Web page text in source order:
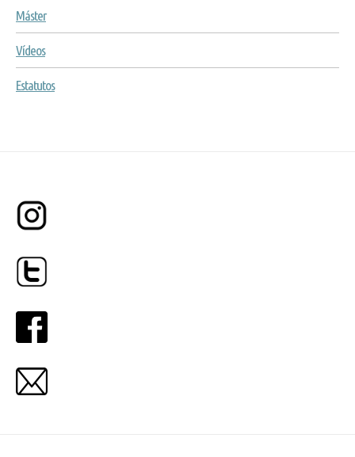
Máster
Vídeos
Estatutos